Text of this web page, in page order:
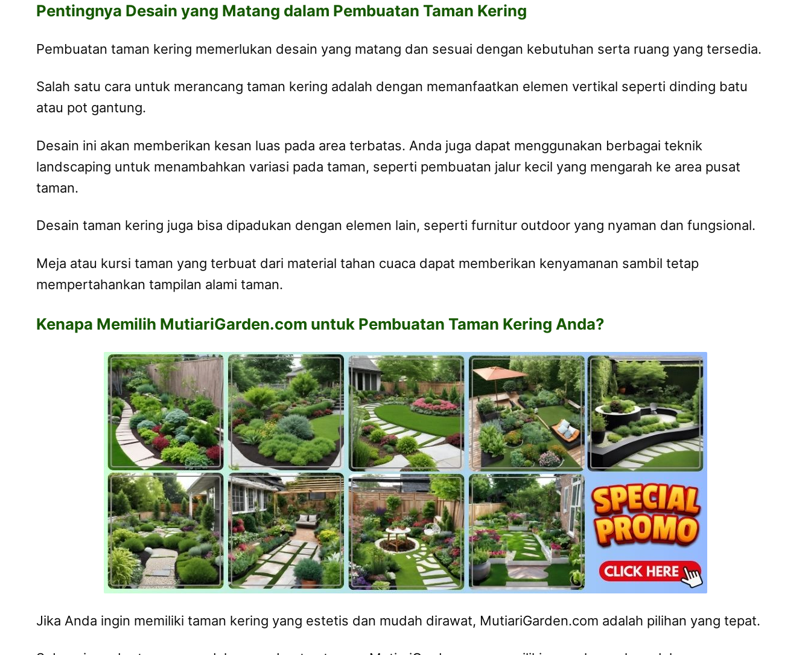
Pentingnya Desain yang Matang dalam Pembuatan Taman Kering
Pembuatan taman kering memerlukan desain yang matang dan sesuai dengan kebutuhan serta ruang yang tersedia.
Salah satu cara untuk merancang taman kering adalah dengan memanfaatkan elemen vertikal seperti dinding batu
atau pot gantung.
Desain ini akan memberikan kesan luas pada area terbatas. Anda juga dapat menggunakan berbagai teknik
landscaping untuk menambahkan variasi pada taman, seperti pembuatan jalur kecil yang mengarah ke area pusat
taman.
Desain taman kering juga bisa dipadukan dengan elemen lain, seperti furnitur outdoor yang nyaman dan fungsional.
Meja atau kursi taman yang terbuat dari material tahan cuaca dapat memberikan kenyamanan sambil tetap
mempertahankan tampilan alami taman.
Kenapa Memilih MutiariGarden.com untuk Pembuatan Taman Kering Anda?
Jika Anda ingin memiliki taman kering yang estetis dan mudah dirawat, MutiariGarden.com adalah pilihan yang tepat.